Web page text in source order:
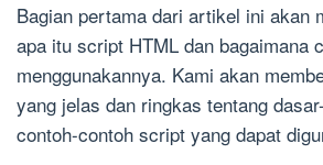
Bagian pertama dari artikel ini akan
apa itu script HTML dan bagaimana
menggunakannya. Kami akan
yang jelas dan ringkas tentang
contoh-contoh script yang dapat